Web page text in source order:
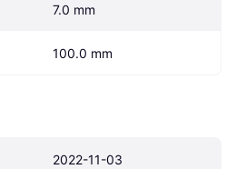
7.0 mm
100.0 mm
2022-11-03